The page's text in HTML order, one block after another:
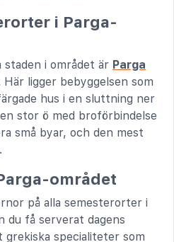
i Parga-
i området är Parga
ligger bebyggelsen som
hus i en sluttning ner
stor ö med broförbindelse
små byar, och den mest
området
på alla semesterorter i
du få serverat dagens
specialiteter som